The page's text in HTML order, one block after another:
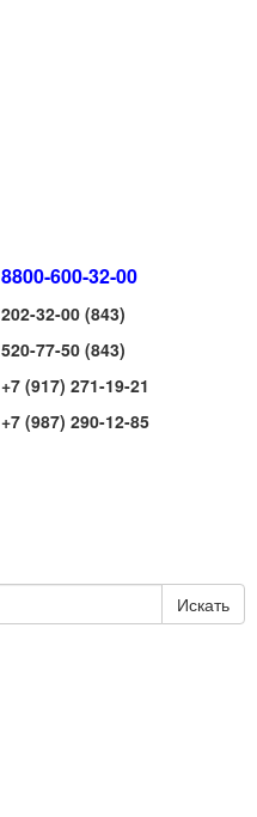
8800-600-32-00
202-32-00 (843)
520-77-50 (843)
+7 (917) 271-19-21
+7 (987) 290-12-85
Искать